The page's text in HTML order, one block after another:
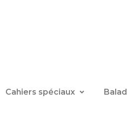
Cahiers spéciaux